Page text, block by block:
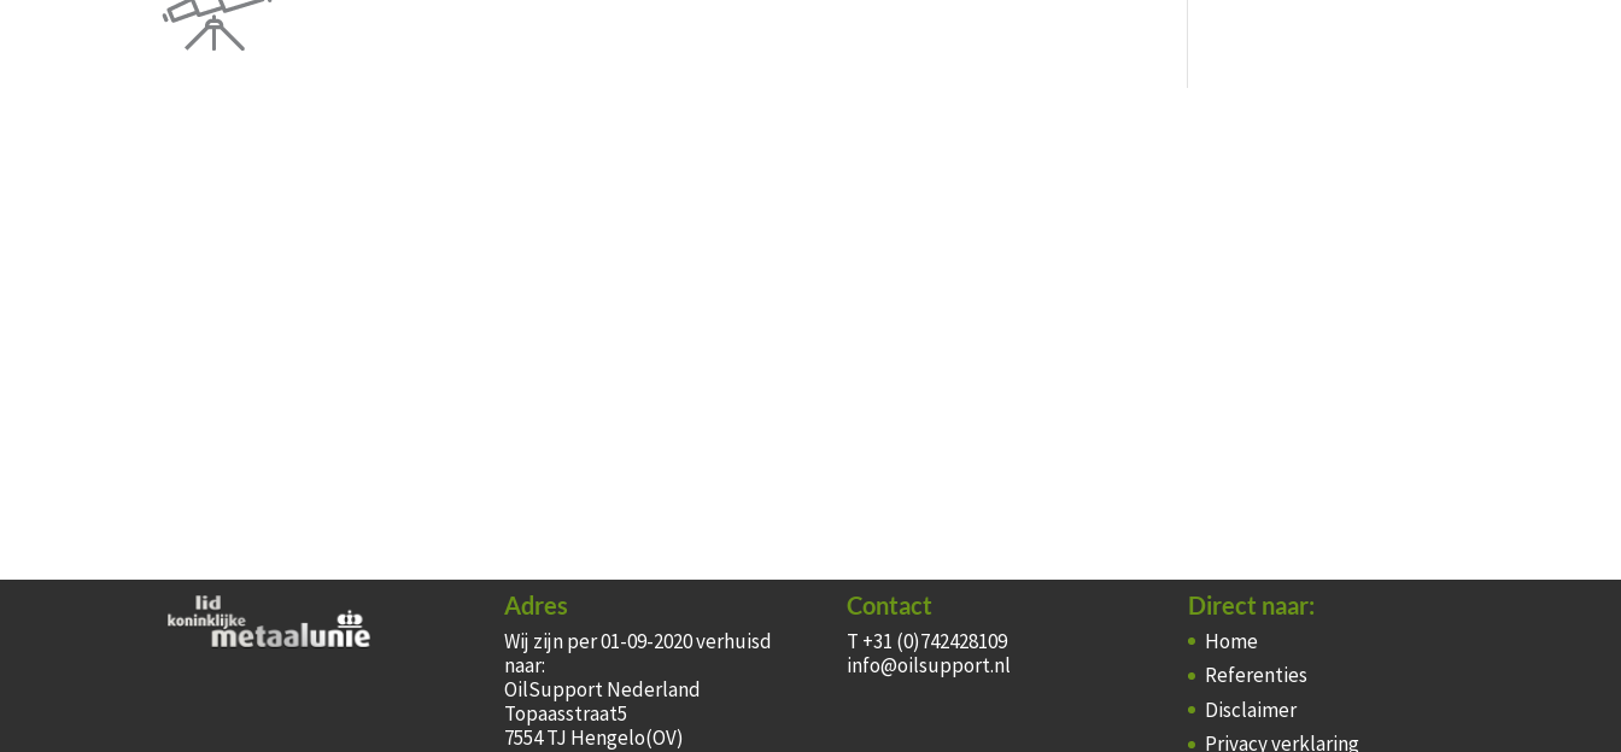
Adres
Wij zijn per 01-09-2020 verhuisd
naar:
OilSupport Nederland
Topaasstraat5
7554 TJ Hengelo(OV)
Contact
T +31 (0)742428109
info@oilsupport.nl
Direct naar:
Home
Referenties
Disclaimer
Privacy verklaring